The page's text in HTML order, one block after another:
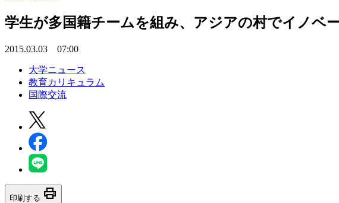
学生が多国籍チームを組み、アジアの村でイノ
2015.03.03 07:00
大学ニュース
教育カリキュラム
国際交流
印刷する print